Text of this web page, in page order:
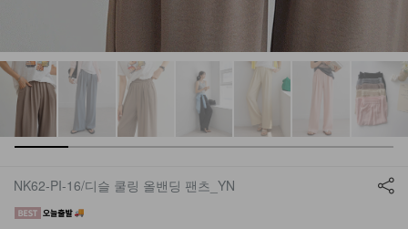
NK62-PI-16/디슬 쿨링 올밴딩 팬츠_YN